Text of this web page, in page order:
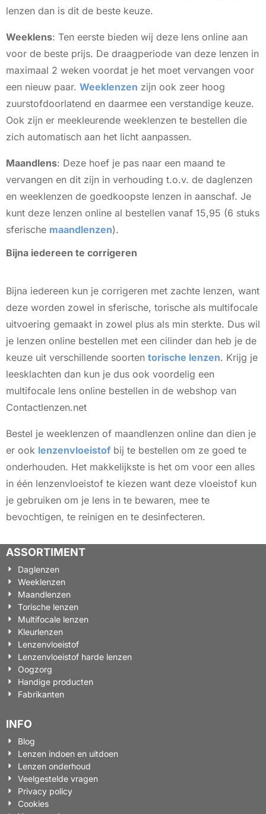
lenzen dan is dit de beste keuze.
Weeklens: Ten eerste bieden wij deze lens online aan
voor de beste prijs. De draagperiode van deze lenzen in
maximaal 2 weken voordat je het moet vervangen voor
een nieuw paar. Weeklenzen zijn ook zeer hoog
zuurstofdoorlatend en daarmee een verstandige keuze.
Ook zijn er meekleurende weeklenzen te bestellen die
zich automatisch aan het licht aanpassen.
Maandlens: Deze hoef je pas naar een maand te
vervangen en dit zijn in verhouding t.o.v. de daglenzen
en weeklenzen de goedkoopste lenzen in aanschaf. Je
kunt deze lenzen online al bestellen vanaf 15,95 (6 stuks
sferische maandlenzen).
Bijna iedereen te corrigeren
Bijna iedereen kun je corrigeren met zachte lenzen, want
deze worden zowel in sferische, torische als multifocale
uitvoering gemaakt in zowel plus als min sterkte. Dus wil
je lenzen online bestellen met een cilinder dan heb je de
keuze uit verschillende soorten torische lenzen. Krijg je
leesklachten dan kun je dus ook voordelig een
multifocale lens online bestellen in de webshop van
Contactlenzen.net
Bestel je weeklenzen of maandlenzen online dan dien je
er ook lenzenvloeistof bij te bestellen om ze goed te
onderhouden. Het makkelijkste is het om voor een alles
in één lenzenvloeistof te kiezen want deze vloeistof kun
je gebruiken om je lens in te bewaren, mee te
bevochtigen, te reinigen en te desinfecteren.
ASSORTIMENT
Daglenzen
Weeklenzen
Maandlenzen
Torische lenzen
Multifocale lenzen
Kleurlenzen
Lenzenvloeistof
Lenzenvloeistof harde lenzen
Oogzorg
Handige producten
Fabrikanten
INFO
Blog
Lenzen indoen en uitdoen
Lenzen onderhoud
Veelgestelde vragen
Privacy policy
Cookies